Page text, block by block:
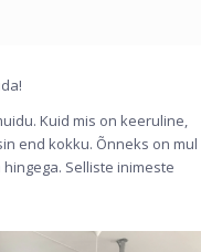
Kuid mis on keeruline,
end kokku. Õnneks on mul
Selliste inimeste